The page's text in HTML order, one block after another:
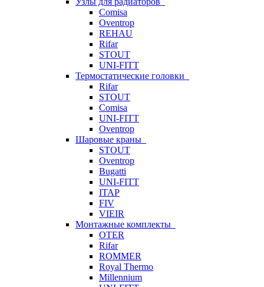
Comisa
Oventrop
REHAU
Rifar
STOUT
UNI-FITT
Термостатические головки
Rifar
STOUT
Comisa
UNI-FITT
Oventrop
Шаровые краны
STOUT
Oventrop
Bugatti
UNI-FITT
ITAP
FIV
VIEIR
Монтажные комплекты
OTER
Rifar
ROMMER
Royal Thermo
Millennium